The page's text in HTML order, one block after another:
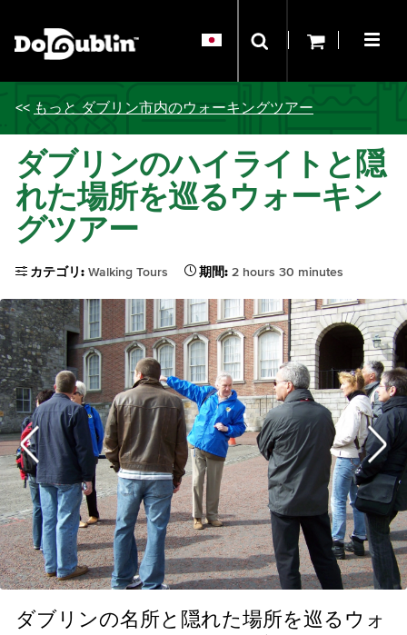
<< もっと ダブリン市内のウォーキングツアー
ダブリンのハイライトと隠
れた場所を巡るウォーキン
グツアー
カテゴリ: Walking Tours 期間: 2 hours 30 minutes
ダブリンの名所と隠れた場所を巡るウォ